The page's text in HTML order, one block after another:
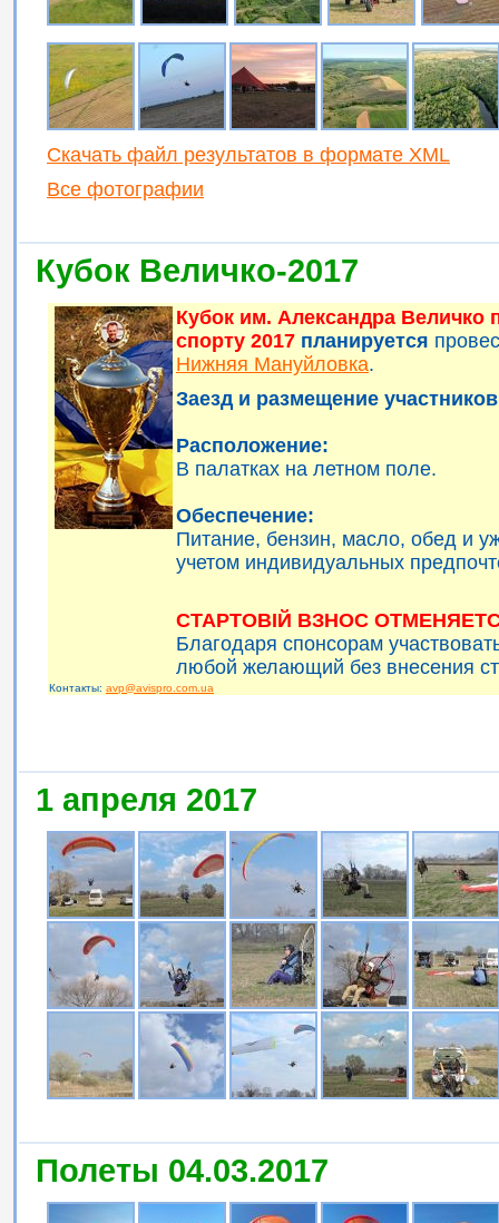
Скачать файл результатов в формате XML
Все фотографии
Кубок Величко-2017
Кубок им. Александра Величко
спорту 2017 планируется
Нижняя Мануйловка.
Заезд и размещение
Расположение:
В палатках на летном поле.
Обеспечение:
Питание, бензин, масло, обед и
учетом индивидуальных
СТАРТОВІЙ ВЗНОС
Благодаря спонсорам
любой желающий без внесения
Контакты: avp@avispro.com.ua
1 апреля 2017
Полеты 04.03.2017